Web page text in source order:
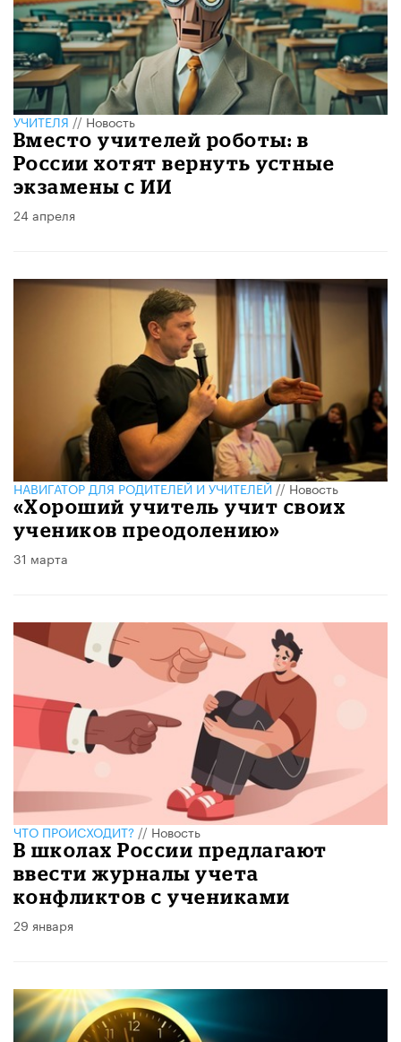
УЧИТЕЛЯ//Новость
Вместо учителей роботы: в
России хотят вернуть устные
экзамены с ИИ
24 апреля
НАВИГАТОР ДЛЯ РОДИТЕЛЕЙ И УЧИТЕЛЕЙ//Новость
«Хороший учитель учит своих
учеников преодолению»
31 марта
ЧТО ПРОИСХОДИТ?//Новость
В школах России предлагают
ввести журналы учета
конфликтов с учениками
29 января